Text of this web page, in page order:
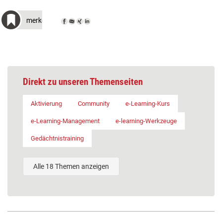
merken
Direkt zu unseren Themenseiten
Aktivierung Community e-Learning-Kurs
e-Learning-Management e-learning-Werkzeuge
Gedächtnistraining
Alle 18 Themen anzeigen